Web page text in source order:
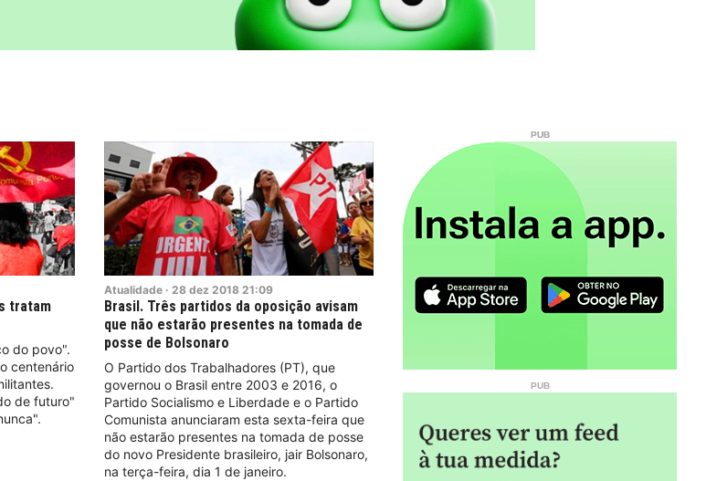
tratam
do povo".
centenário
de futuro"
Atualidade · 28 dez 2018 21:09
Brasil. Três partidos da oposição avisam
que não estarão presentes na tomada de
posse de Bolsonaro
O Partido dos Trabalhadores (PT), que
governou o Brasil entre 2003 e 2016, o
Partido Socialismo e Liberdade e o Partido
Comunista anunciaram esta sexta-feira que
não estarão presentes na tomada de posse
do novo Presidente brasileiro, jair Bolsonaro,
na terça-feira, dia 1 de janeiro.